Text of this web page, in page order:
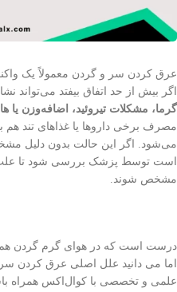
عرق کردن سر و گردن معمولاً یک
اگر بیش از حد اتفاق بیفتد می‌تواند
گرما، مشکلات تیروئید، اضافه‌وزن یا
مصرف برخی داروها یا غذاهای تند هم
می‌شود. اگر این حالت بدون دلیل
است توسط پزشک بررسی شود تا
مشخص شوند.
درست است که در هوای گرم گردن هم
اما می دانید علل اصلی عرق كردن
علمی و تخصصی با کوال‌اکس همراه